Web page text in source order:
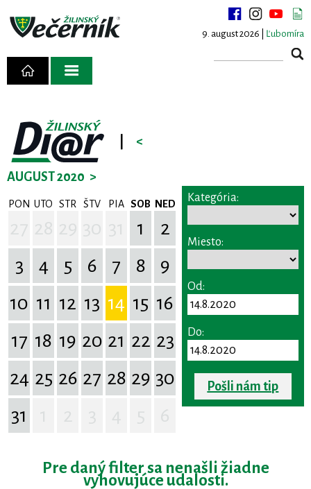
9. august 2026 | Ľubomíra
<
AUGUST 2020 >
PON UTO STR ŠTV PIA SOB NED
1
2
3
4 5 6 7 8
9
10 11 12 13 14 15 16
17 18 19 20 21 22 23
24 25 26 27 28 29 30
31
Kategória:
Miesto:
Od:
Do:
Pošli nám tip
Pre daný filter sa nenašli žiadne
vyhovujúce udalosti.